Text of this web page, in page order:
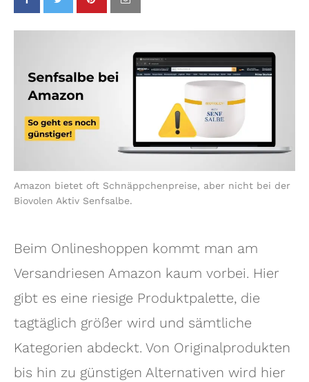
Amazon bietet oft Schnäppchenpreise, aber nicht bei der
Biovolen Aktiv Senfsalbe.
Beim Onlineshoppen kommt man am
Versandriesen Amazon kaum vorbei. Hier
gibt es eine riesige Produktpalette, die
tagtäglich größer wird und sämtliche
Kategorien abdeckt. Von Originalprodukten
bis hin zu günstigen Alternativen wird hier